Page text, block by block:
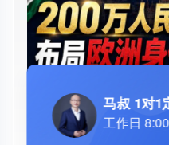
马叔 1对1
工作日